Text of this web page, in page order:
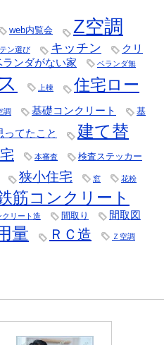
web内覧会 Z空調
ン選び キッチン
クリ
ランダがない家 ベランダ無
上棟
住宅ロー
調 基礎コンクリート 基
ってたこと
建て替
本審査 検査ステッカー
狭小住宅 窓 花粉
筋コンクリート
クリート造 間取り 間取図
量 ＲＣ造 Ｚ空調